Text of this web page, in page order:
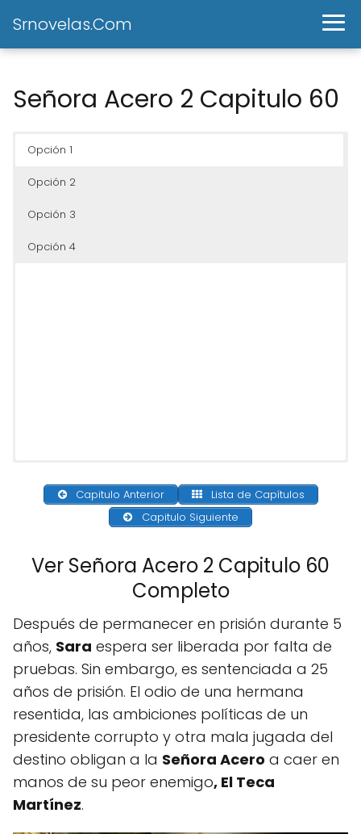
Srnovelas.Com
Señora Acero 2 Capitulo 60
Opción 1
Opción 2
Opción 3
Opción 4
Capitulo Anterior
Lista de Capítulos
Capitulo Siguiente
Ver Señora Acero 2 Capitulo 60
Completo
Después de permanecer en prisión durante 5
años, Sara espera ser liberada por falta de
pruebas. Sin embargo, es sentenciada a 25
años de prisión. El odio de una hermana
resentida, las ambiciones políticas de un
presidente corrupto y otra mala jugada del
destino obligan a la Señora Acero a caer en
manos de su peor enemigo, El Teca
Martínez.